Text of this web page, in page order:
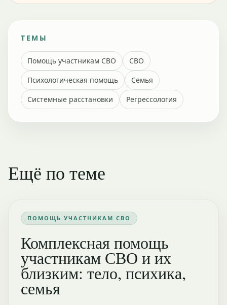
ТЕМЫ
Помощь участникам СВО
СВО
Психологическая помощь
Семья
Системные расстановки
Регрессология
Ещё по теме
ПОМОЩЬ УЧАСТНИКАМ СВО
Комплексная помощь
участникам СВО и их
близким: тело, психика,
семья